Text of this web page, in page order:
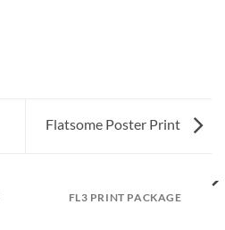
Flatsome Poster Print
FL3 PRINT PACKAGE